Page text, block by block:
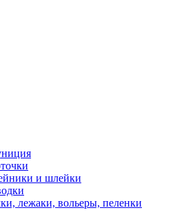
и шлейки
лежаки, вольеры, пеленки